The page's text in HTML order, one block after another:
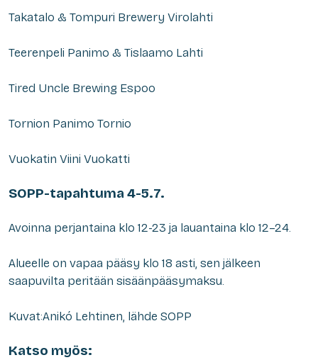
Takatalo & Tompuri Brewery Virolahti
Teerenpeli Panimo & Tislaamo Lahti
Tired Uncle Brewing Espoo
Tornion Panimo Tornio
Vuokatin Viini Vuokatti
SOPP-tapahtuma 4-5.7.
Avoinna perjantaina klo 12-23 ja lauantaina klo 12–24.
Alueelle on vapaa pääsy klo 18 asti, sen jälkeen
saapuvilta peritään sisäänpääsymaksu.
Kuvat:Anikó Lehtinen, lähde SOPP
Katso myös: